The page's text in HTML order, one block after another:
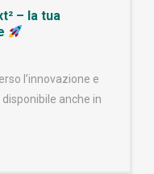
– la tua
l’innovazione e
anche in